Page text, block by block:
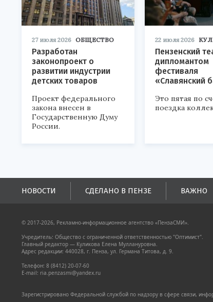
27 июля 2026 ОБЩЕСТВО
Разработан
законопроект о
развитии индустрии
детских товаров
Проект федерального
закона внесен в
Государственную Думу
России.
22 июля 2026
Пензенский
дипломантом
фестиваля
«Славянский
Это пятая по
поездка
НОВОСТИ СДЕЛАНО В ПЕНЗЕ ВАЖНО
© 2017-2026, Рекламно-информационное агентство «ПензаСМИ».
Учредитель: Общество с ограниченной ответственностью "Оптимист".
Главный редактор — Куликова Елена Муллануровна.
Адрес редакции: 440028, г. Пенза, ул. Германа Титова, д. 9.
Телефон: 8 (8412) 20-07-60
E-mail: ria.penzasmi@yandex.ru
Зарегистрировано Федеральной службой по надзору в сфере связи,